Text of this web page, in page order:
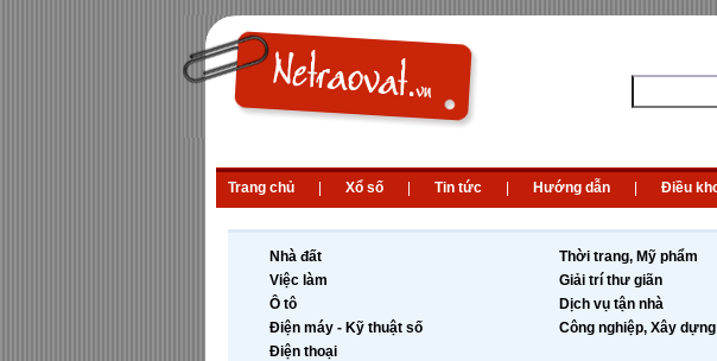
Trang chủ Xổ số Tin tức Hướng dẫn Điều
Nhà đất
Việc làm
Ô tô
Điện máy - Kỹ thuật số
Điện thoại
Thời trang, Mỹ phẩm
Giải trí thư giãn
Dịch vụ tận nhà
Công nghiệp, Xây dựng